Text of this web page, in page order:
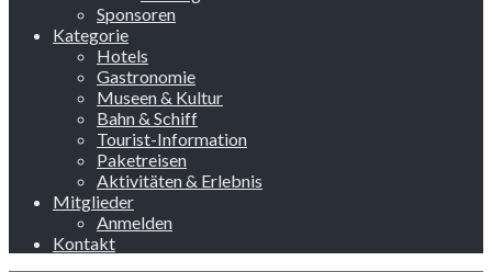
Sponsoren
Kategorie
Hotels
Gastronomie
Museen & Kultur
Bahn & Schiff
Tourist-Information
Paketreisen
Aktivitäten & Erlebnis
Mitglieder
Anmelden
Kontakt